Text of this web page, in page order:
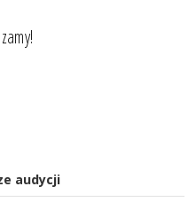
audycji